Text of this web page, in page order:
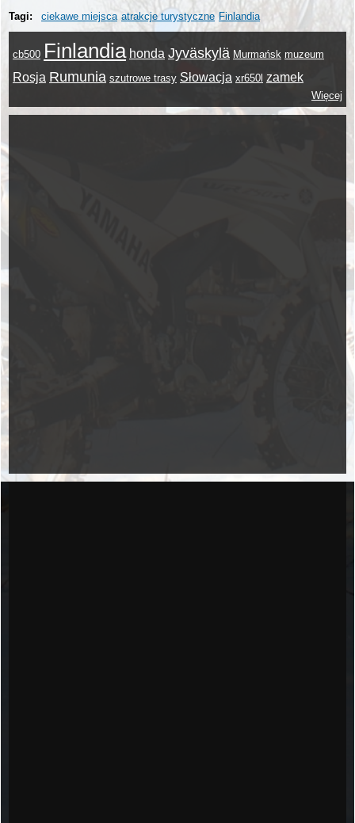
Tagi: ciekawe miejsca atrakcje turystyczne Finlandia
cb500 Finlandia honda Jyväskylä Murmańsk muzeum
Rosja Rumunia szutrowe trasy Słowacja xr650l zamek
Więcej